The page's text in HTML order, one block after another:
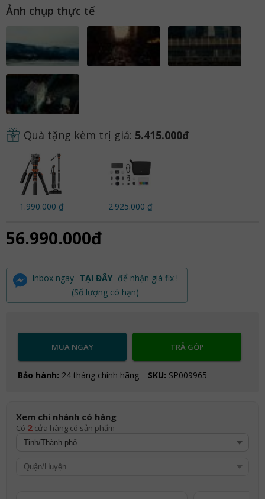
Ảnh chụp thực tế
Quà tặng kèm trị giá: 5.415.000đ
1.990.000 ₫ 2.925.000 ₫
56.990.000đ
Inbox ngay TẠI ĐÂY để nhận giá fix !
(Số lượng có hạn)
MUA NGAY TRẢ GÓP
Bảo hành: 24 tháng chính hãng SKU: SP009965
Xem chi nhánh có hàng
Có 2 cửa hàng có sản phẩm